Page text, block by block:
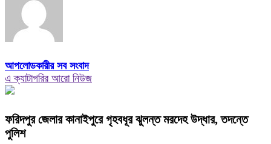
আপলোডকারীর সব সংবাদ
এ ক্যাটাগরির আরো নিউজ
ফরিদপুর জেলার কানাইপুরে গৃহবধূর ঝুলন্ত মরদেহ উদ্ধার, তদন্তে
পুলিশ